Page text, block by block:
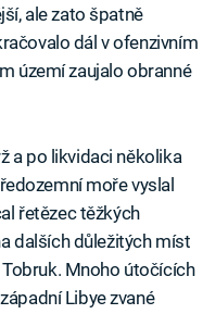
ale zato špatně
dál v ofenzivním
území zaujalo obranné
a po likvidaci několika
moře vyslal
řetězec těžkých
dalších důležitých míst
Mnoho útočících
Libye zvané